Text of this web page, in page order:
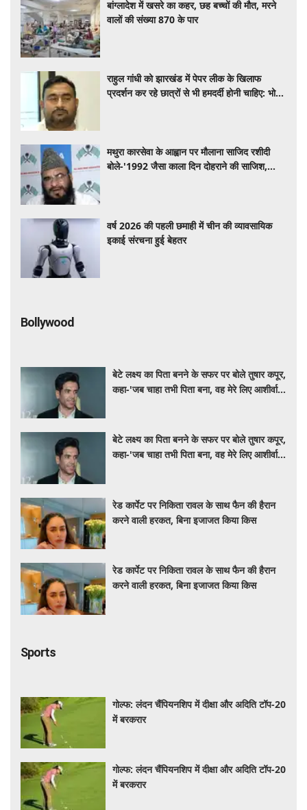
बांग्लादेश में खसरे का कहर, छह बच्चों की मौत, मरने
वालों की संख्या 870 के पार
राहुल गांधी को झारखंड में पेपर लीक के खिलाफ
प्रदर्शन कर रहे छात्रों से भी हमदर्दी होनी चाहिए: भोला
मथुरा कारसेवा के आह्वान पर मौलाना साजिद रशीदी
बोले-'1992 जैसा काला दिन दोहराने की साजिश,
वर्ष 2026 की पहली छमाही में चीन की व्यावसायिक
इकाई संरचना हुई बेहतर
Bollywood
बेटे लक्ष्य का पिता बनने के सफर पर बोले तुषार कपूर,
कहा-'जब चाहा तभी पिता बना, वह मेरे लिए आशीर्वाद
बेटे लक्ष्य का पिता बनने के सफर पर बोले तुषार कपूर,
कहा-'जब चाहा तभी पिता बना, वह मेरे लिए आशीर्वाद
रेड कार्पेट पर निकिता रावल के साथ फैन की हैरान
करने वाली हरकत, बिना इजाजत किया किस
रेड कार्पेट पर निकिता रावल के साथ फैन की हैरान
करने वाली हरकत, बिना इजाजत किया किस
Sports
गोल्फ: लंदन चैंपियनशिप में दीक्षा और अदिति टॉप-20
में बरकरार
गोल्फ: लंदन चैंपियनशिप में दीक्षा और अदिति टॉप-20
में बरकरार